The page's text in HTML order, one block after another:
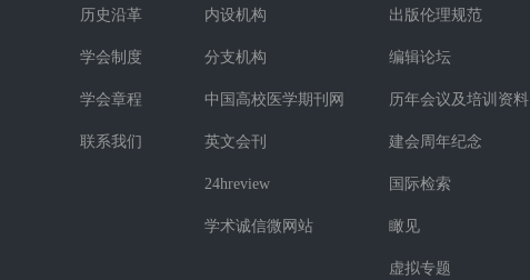
历史沿革
学会制度
学会章程
联系我们
内设机构
分支机构
中国高校医学期刊网
英文会刊
24hreview
学术诚信微网站
出版伦理规范
编辑论坛
历年会议及培训资料
建会周年纪念
国际检索
瞰见
虚拟专题